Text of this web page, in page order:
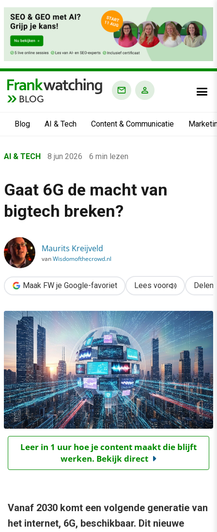
BLOG
Blog AI & Tech Content & Communicatie
›
›
AI & Tech
Gaat 6G de macht van bigtech breken?
AI & TECH 8 jun 2026 6 min lezen
Gaat 6G de macht van
bigtech breken?
Maurits Kreijveld
vanWisdomofthecrowd.nl
Maak FW je Google-favoriet Lees voor Delen
Leer in 1 uur hoe je content maakt die blijft
werken. Bekijk direct
Vanaf 2030 komt een volgende generatie van
het internet, 6G, beschikbaar. Dit nieuwe